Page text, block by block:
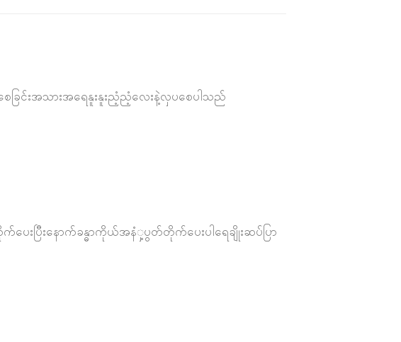
ေခြင်းအသားအရေနူးနူးညံ့ညံ့လေးနဲ့လှပစေပါသည်
ပြီးနောက်ခန္ဓာကိုယ်အနံှ့ပွတ်တိုက်ပေးပါရေချိုးဆပ်ပြာ